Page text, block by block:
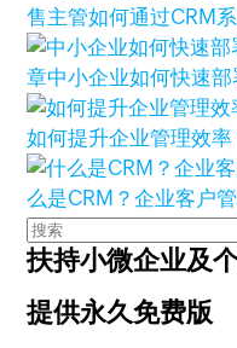
售主管如何通过CRM
章中小企业如何快速
如何提升企业管理效
么是CRM？企业客户
扶持小微企业及
提供永久免费版